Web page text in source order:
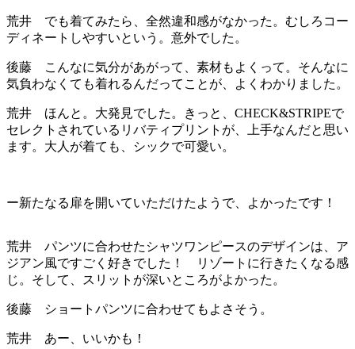
荒井 でも着てみたら、全然違和感がなかった。むしろコー
ディネートしやすいという。意外でした。
後藤 こんなに気分があがって、素材もよくって。そんなに
気負わなくても着れるんだってことが、よくわかりました。
荒井 ほんと。大発見でした。きっと、CHECK&STRIPEで
セレクトされているリバティプリントが、上手なんだと思い
ます。大人が着ても、シックで可愛い。
ー新たなる扉を開いていただけたようで、よかったです！
荒井 パンツに合わせたシャツワンピースのデザインは、ア
ジアン風ですごく好きでした！ リゾートに行きたくなる感
じ。そして、スリットが深いところがよかった。
後藤 ショートパンツに合わせてもよさそう。
荒井 あー、いいかも！